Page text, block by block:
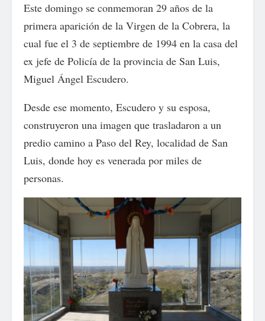
Este domingo se conmemoran 29 años de la
primera aparición de la Virgen de la Cobrera, la
cual fue el 3 de septiembre de 1994 en la casa del
ex jefe de Policía de la provincia de San Luis,
Miguel Ángel Escudero.
Desde ese momento, Escudero y su esposa,
construyeron una imagen que trasladaron a un
predio camino a Paso del Rey, localidad de San
Luis, donde hoy es venerada por miles de
personas.